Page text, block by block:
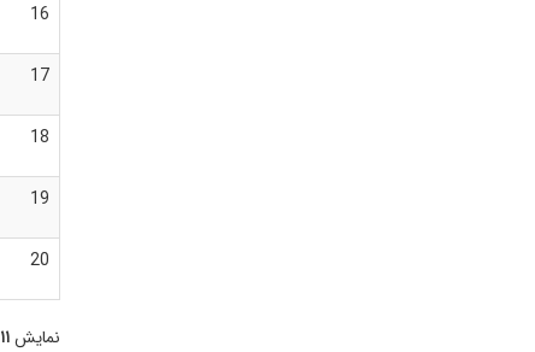
16
17
18
19
20
نمایش۱۱ تا ۲۰